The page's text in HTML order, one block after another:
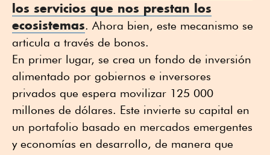
los servicios que nos prestan los
ecosistemas. Ahora bien, este mecanismo se
articula a través de bonos.
En primer lugar, se crea un fondo de inversión
alimentado por gobiernos e inversores
privados que espera movilizar 125 000
millones de dólares. Este invierte su capital en
un portafolio basado en mercados emergentes
y economías en desarrollo, de manera que